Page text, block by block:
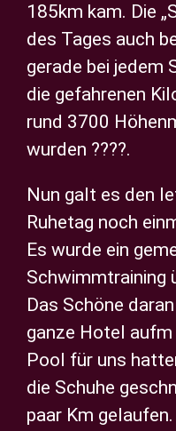
185km kam. Die
des Tages auch
gerade bei jedem
die gefahrenen
rund 3700
wurden ????.
Nun galt es den
Ruhetag noch
Es wurde ein
Schwimmtraining
Das Schöne
ganze Hotel aufm
Pool für uns
die Schuhe
paar Km